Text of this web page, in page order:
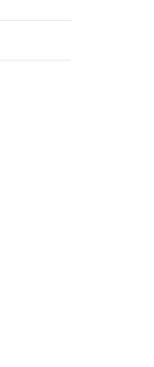
Civil (art.